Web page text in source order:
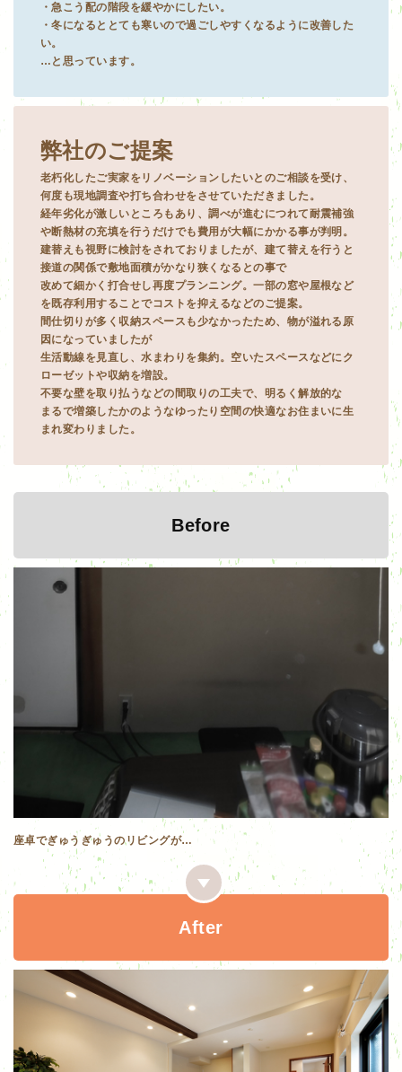
・急こう配の階段を緩やかにしたい。
・冬になるととても寒いので過ごしやすくなるように改善した
い。
…と思っています。
弊社のご提案
老朽化したご実家をリノベーションしたいとのご相談を受け、
何度も現地調査や打ち合わせをさせていただきました。
経年劣化が激しいところもあり、調べが進むにつれて耐震補強
や断熱材の充填を行うだけでも費用が大幅にかかる事が判明。
建替えも視野に検討をされておりましたが、建て替えを行うと
接道の関係で敷地面積がかなり狭くなるとの事で
改めて細かく打合せし再度プランニング。一部の窓や屋根など
を既存利用することでコストを抑えるなどのご提案。
間仕切りが多く収納スペースも少なかったため、物が溢れる原
因になっていましたが
生活動線を見直し、水まわりを集約。空いたスペースなどにク
ローゼットや収納を増設。
不要な壁を取り払うなどの間取りの工夫で、明るく解放的な
まるで増築したかのようなゆったり空間の快適なお住まいに生
まれ変わりました。
Before
座卓でぎゅうぎゅうのリビングが…
After